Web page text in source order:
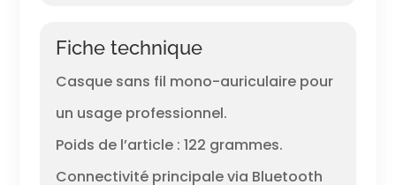
Fiche technique
Casque sans fil mono-auriculaire pour
un usage professionnel.
Poids de l’article : 122 grammes.
Connectivité principale via Bluetooth